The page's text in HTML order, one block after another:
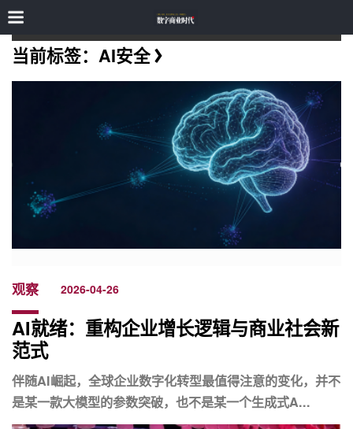
当前标签：AI安全
观察 2026-04-26
AI就绪：重构企业增长逻辑与商业社会新
范式
伴随AI崛起，全球企业数字化转型最值得注意的变化，并不
是某一款大模型的参数突破，也不是某一个生成式A...